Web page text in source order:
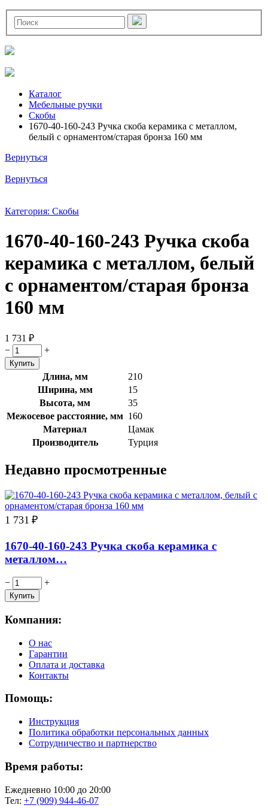
Каталог
Мебельные ручки
Скобы
1670-40-160-243 Ручка скоба керамика с металлом,
белый с орнаментом/старая бронза 160 мм
Вернуться
Вернуться
Категория: Скобы
1670-40-160-243 Ручка скоба
керамика с металлом, белый
с орнаментом/старая бронза
160 мм
1 731 ₽
−
+
Длина, мм
210
Ширина, мм
15
Высота, мм
35
Межосевое расстояние, мм 160
Материал
Цамак
Производитель
Турция
Недавно просмотренные
1 731 ₽
1670-40-160-243 Ручка скоба керамика с
металлом…
− +
Компания:
О нас
Гарантии
Оплата и доставка
Контакты
Помощь:
Инструкция
Политика обработки персональных данных
Сотрудничество и партнерство
Время работы:
Ежедневно 10:00 до 20:00
Тел: +7 (909) 944-46-07